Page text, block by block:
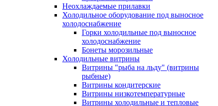
Неохлаждаемые прилавки
Холодильное оборудование под выносное
холодоснабжение
Горки холодильные под выносное
холодоснабжение
Бонеты морозильные
Холодильные витрины
Витрины "рыба на льду" (витрины
рыбные)
Витрины кондитерские
Витрины низкотемпературные
Витрины холодильные и тепловые